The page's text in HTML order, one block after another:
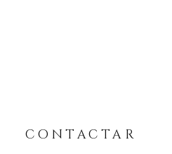
CONTACTAR